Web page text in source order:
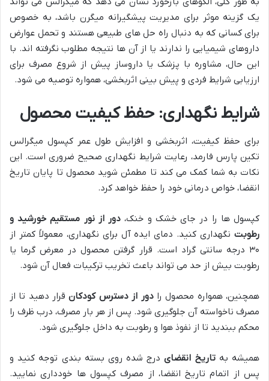
یک گزینه موثر برای مدیریت پیشگیرانه میگرن باشد، به خصوص
برای کسانی که به دنبال راه حل های طبیعی هستند و تحمل عوارض
داروهای شیمیایی را ندارند یا از آن ها نتیجه مطلوب نگرفته اند. با
این حال، مشاوره با پزشک یا داروساز پیش از شروع مصرف برای
ارزیابی شرایط فردی و پیش بینی اثربخشی، همواره توصیه می شود.
شرایط نگهداری: حفظ کیفیت محصول
برای حفظ کیفیت، اثربخشی و افزایش طول عمر کپسول میگرالس
تکین پارس فارمد، رعایت شرایط نگهداری صحیح ضروری است. این
نکات به شما کمک می کند تا مطمئن شوید محصول تا پایان تاریخ
انقضا، خواص درمانی خود را حفظ خواهد کرد.
کپسول ها را در جای خشک و خنک، دور از نور مستقیم خورشید و
رطوبت نگهداری کنید. دمای ایده آل برای نگهداری، معمولاً کمتر از
۳۰ درجه سانتی گراد است. قرار گرفتن محصول در معرض گرما یا
رطوبت بیش از حد می تواند باعث تخریب ترکیبات فعال آن شود.
همچنین، همواره محصول رادور از دسترس کودکانقرار دهید تا از
مصرف ناخواسته آن جلوگیری شود. پس از هر بار مصرف، درب ظرف را
محکم ببندید تا از نفوذ هوا و رطوبت به داخل جلوگیری شود.
همیشه بهتاریخ انقضایدرج شده روی بسته بندی توجه کنید و
پس از اتمام تاریخ انقضا، از مصرف کپسول ها خودداری نمایید.